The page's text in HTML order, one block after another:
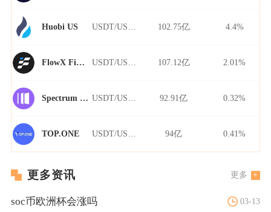
Huobi US 102.75亿 4.4%
FlowX Finance 107.12亿 2.01%
Spectrum Finance 92.91亿 0.32%
TOP.ONE 94亿 0.41%
更多资讯 更多
soc币欧洲杯会涨吗 03-13